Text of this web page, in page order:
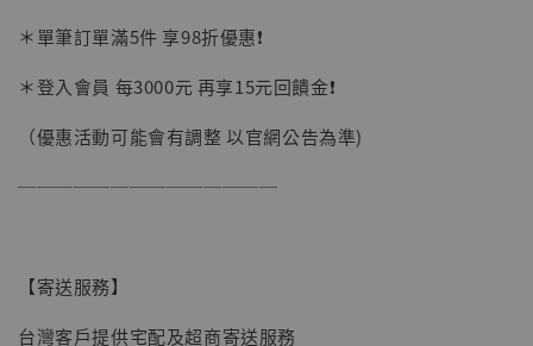
【現貨】BJSTUDIO 1/6系列可動蒐藏人偶 讓
＊單筆訂單滿5件 享98折優惠❗️
＊登入會員 每3000元 再享15元回饋金❗️
（優惠活動可能會有調整 以官網公告為準)
──────────────
【寄送服務】
台灣客戶提供宅配及超商寄送服務